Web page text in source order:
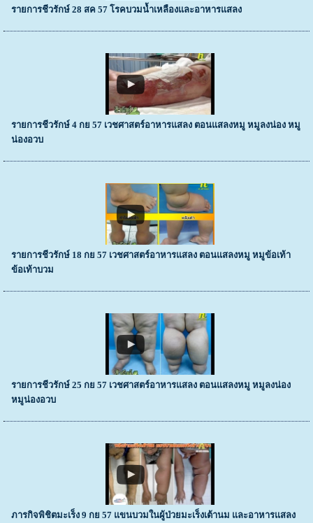
รายการชีวรักษ์ 28 สค 57 โรคบวมน้ำเหลืองและอาหารแสลง
รายการชีวรักษ์ 4 กย 57 เวชศาสตร์อาหารแสลง ตอนแสลงหมู หมูลงน่อง หมู
น่องอวบ
รายการชีวรักษ์ 18 กย 57 เวชศาสตร์อาหารแสลง ตอนแสลงหมู หมูข้อเท้า
ข้อเท้าบวม
รายการชีวรักษ์ 25 กย 57 เวชศาสตร์อาหารแสลง ตอนแสลงหมู หมูลงน่อง
หมูน่องอวบ
ภารกิจพิชิตมะเร็ง 9 กย 57 แขนบวมในผู้ป่วยมะเร็งเต้านม และอาหารแสลง